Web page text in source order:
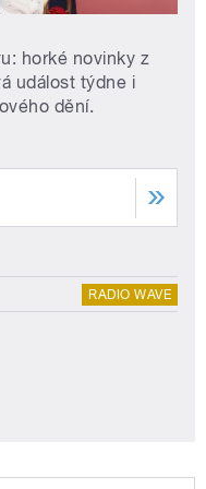
horké novinky z
událost týdne i
dění.
RADIO WAVE